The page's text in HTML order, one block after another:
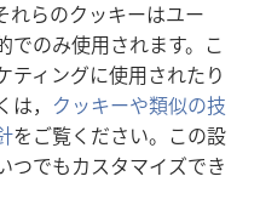
れらのクッキーはユー
でのみ使用されます。こ
ティングに使用されたり
， クッキーや類似の技
をご覧ください。この設
つでもカスタマイズでき